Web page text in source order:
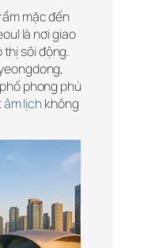
mặc đến
là nơi giao
thị sôi động.
phong phú
âm lịchkhông